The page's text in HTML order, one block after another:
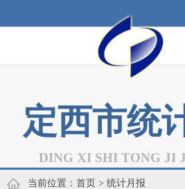
定西市统
DING XI SHI TONG JI
当前位置： 首页 > 统计月报